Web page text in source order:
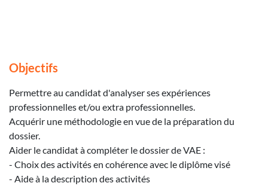
Objectifs
Permettre au candidat d'analyser ses expériences
professionnelles et/ou extra professionnelles.
Acquérir une méthodologie en vue de la préparation du
dossier.
Aider le candidat à compléter le dossier de VAE :
- Choix des activités en cohérence avec le diplôme visé
- Aide à la description des activités